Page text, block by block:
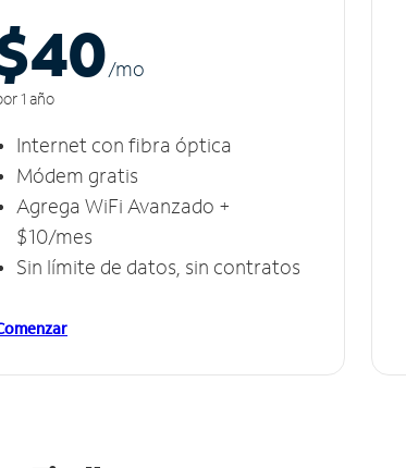
/mo
1 año
Internet con fibra óptica
Módem gratis
Agrega WiFi Avanzado +
$10/mes
Sin límite de datos, sin contratos